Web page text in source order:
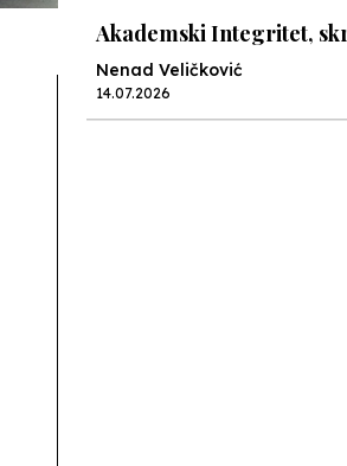
Akademski Integritet,
Nenad Veličković
14.07.2026